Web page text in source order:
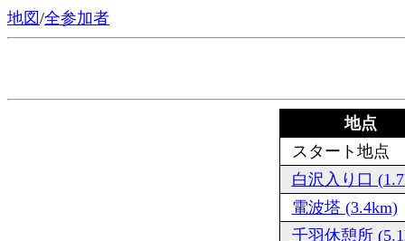
地図/全参加者
地点
スタート地点
白沢入り口
電波塔 (3.4km)
千羽休憩所